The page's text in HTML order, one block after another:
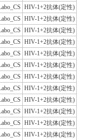
HIV-1+2抗体(定性)
HIV-1+2抗体(定性)
HIV-1+2抗体(定性)
HIV-1+2抗体(定性)
HIV-1+2抗体(定性)
HIV-1+2抗体(定性)
HIV-1+2抗体(定性)
HIV-1+2抗体(定性)
HIV-1+2抗体(定性)
HIV-1+2抗体(定性)
HIV-1+2抗体(定性)
HIV-1+2抗体(定性)